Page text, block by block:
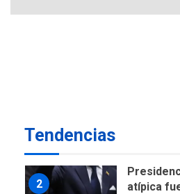
Tendencias
2
atípica